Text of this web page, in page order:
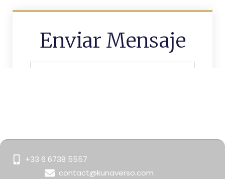
Enviar Mensaje
+33 6 6738 5557
contact@kunaverso.com